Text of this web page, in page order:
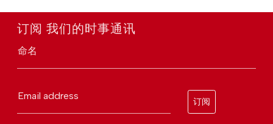
订阅 我们的时事通讯
命名
Email address
订阅